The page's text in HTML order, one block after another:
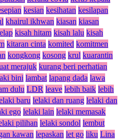
kesian kesihatan kesilapan
khairul ikhwan kiasan kiasan
kisah hitam kisah lalu kisah
kitaran cinta komited komitmen
kongkong kosong krul kuarantin
merajuk kurang beri perhatian
bini lambat lapang dada lawa
dulu LDR leave lebih baik lebih
baru lelaki dan ruang lelaki dan
ego lelaki lain lelaki memasak
pilihan lelaki sondol lembut
kawan lepaskan let go liku Lina